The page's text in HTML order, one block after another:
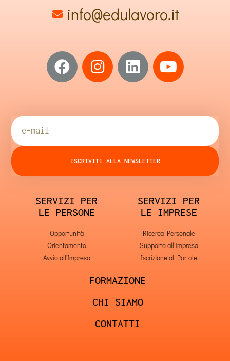
info@edulavoro.it
ISCRIVITI ALLA NEWSLETTER
SERVIZI PER
LE PERSONE
Opportunità
Orientamento
Avvio all'Impresa
SERVIZI PER
LE IMPRESE
Ricerca Personale
Supporto all'Impresa
Iscrizione al Portale
FORMAZIONE
CHI SIAMO
CONTATTI